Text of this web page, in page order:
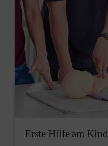
Erste Hilfe am Kind